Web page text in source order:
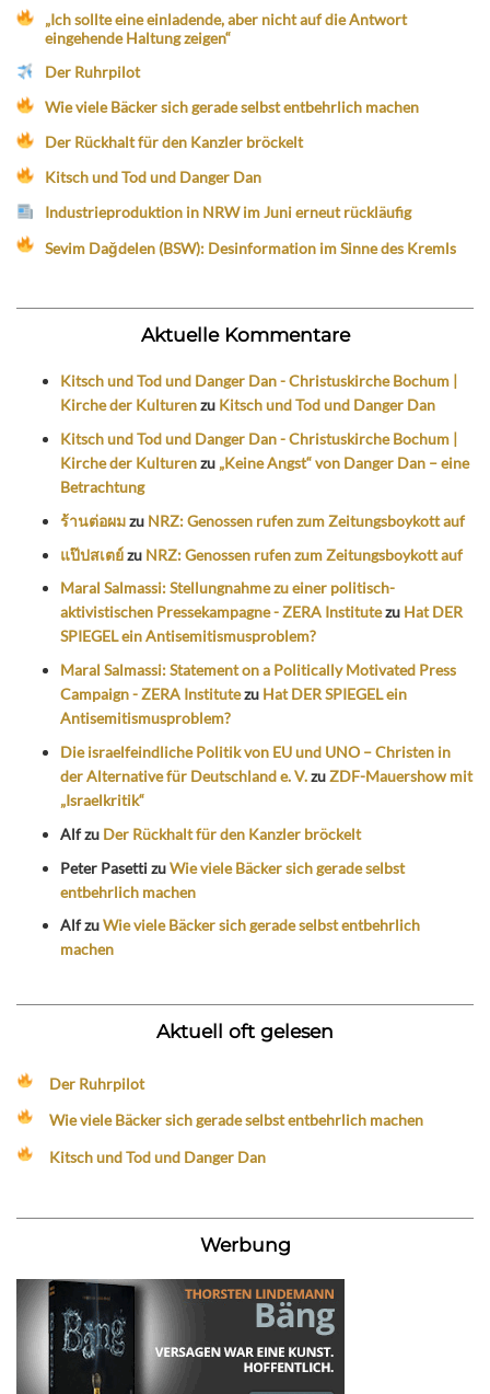
„Ich sollte eine einladende, aber nicht auf die Antwort
eingehende Haltung zeigen“
Der Ruhrpilot
Wie viele Bäcker sich gerade selbst entbehrlich machen
Der Rückhalt für den Kanzler bröckelt
Kitsch und Tod und Danger Dan
Industrieproduktion in NRW im Juni erneut rückläufig
Sevim Dağdelen (BSW): Desinformation im Sinne des Kremls
Aktuelle Kommentare
Kitsch und Tod und Danger Dan - Christuskirche Bochum |
Kirche der Kulturenzu Kitsch und Tod und Danger Dan
Kitsch und Tod und Danger Dan - Christuskirche Bochum |
Kirche der Kulturenzu „Keine Angst“ von Danger Dan – eine
Betrachtung
ร้านต่อผมzu NRZ: Genossen rufen zum Zeitungsboykott auf
แป๊ปสเตย์zu NRZ: Genossen rufen zum Zeitungsboykott auf
Maral Salmassi: Stellungnahme zu einer politisch-
aktivistischen Pressekampagne - ZERA Institutezu Hat DER
SPIEGEL ein Antisemitismusproblem?
Maral Salmassi: Statement on a Politically Motivated Press
Campaign - ZERA Institutezu Hat DER SPIEGEL ein
Antisemitismusproblem?
Die israelfeindliche Politik von EU und UNO – Christen in
der Alternative für Deutschland e. V.zuZDF-Mauershow mit
„Israelkritik“
Alfzu Der Rückhalt für den Kanzler bröckelt
Peter PasettizuWie viele Bäcker sich gerade selbst
entbehrlich machen
AlfzuWie viele Bäcker sich gerade selbst entbehrlich
machen
Aktuell oft gelesen
Der Ruhrpilot
Wie viele Bäcker sich gerade selbst entbehrlich machen
Kitsch und Tod und Danger Dan
Werbung